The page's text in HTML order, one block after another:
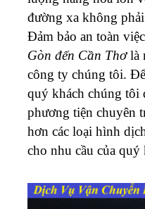
đường xa không
Đảm bảo an toàn việc
Gòn đến Cần Thơlà
công ty chúng tôi.
quý khách chúng tôi
phương tiện chuyên
hơn các loại hình
cho nhu cầu của quý